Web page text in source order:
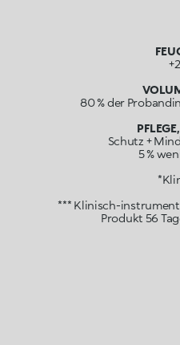
80 % der
Schutz +
5 %
*** Klinisch-
Produkt 56